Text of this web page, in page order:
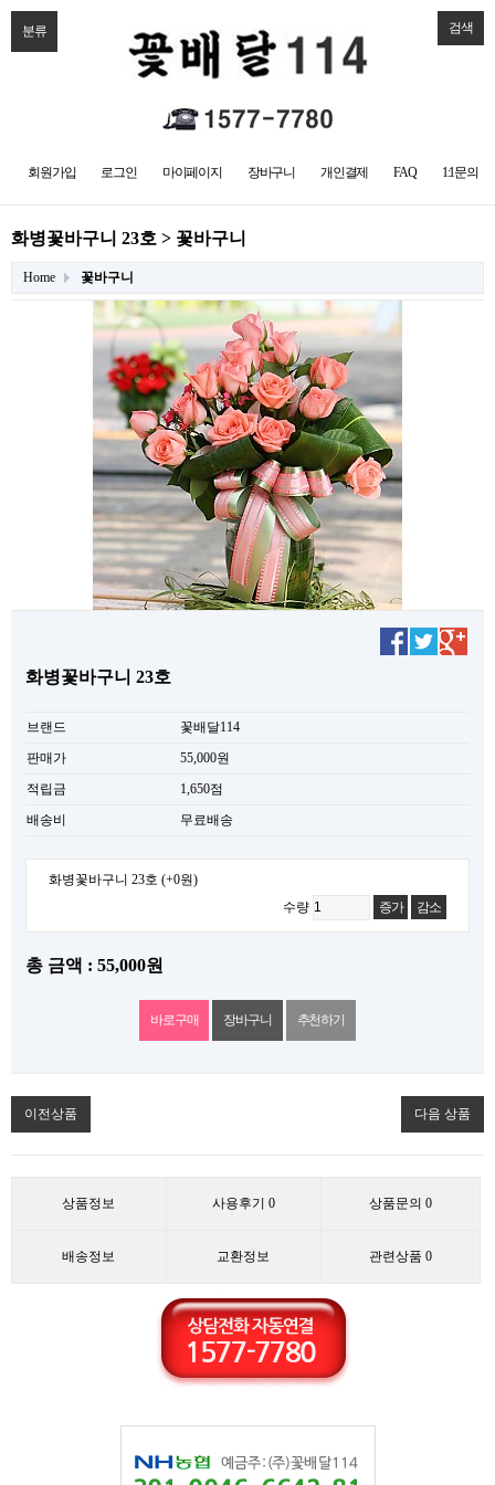
분류 검색
회원가입 로그인 마이페이지 장바구니 개인결제 FAQ 1:1문의
화병꽃바구니 23호 > 꽃바구니
Home 꽃바구니
화병꽃바구니 23호
브랜드
꽃배달114
판매가
55,000원
적립금
1,650점
배송비
무료배송
화병꽃바구니 23호 (+0원)
수량
증가 감소
총 금액 : 55,000원
추천하기
이전상품 다음 상품
상품정보 사용후기 0 상품문의 0
배송정보 교환정보 관련상품 0